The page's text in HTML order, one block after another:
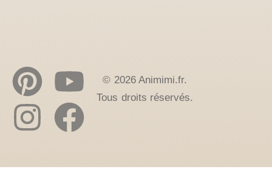
© 2026 Animimi.fr.
Tous droits réservés.